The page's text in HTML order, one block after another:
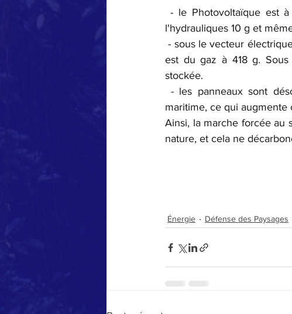
- le Photovoltaïque est
l'hydrauliques 10 g et
- sous le vecteur
est du gaz à 418 g.
stockée.
- les panneaux sont
maritime, ce qui
Ainsi, la marche forcée au
nature, et cela ne
Énergie Défense des Paysages